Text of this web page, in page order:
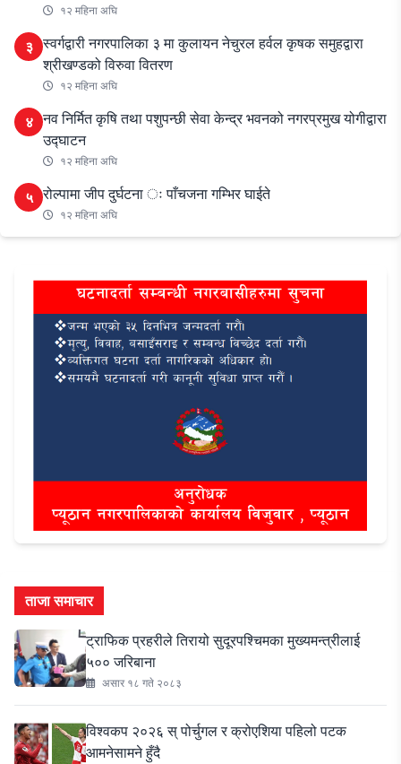
१२ महिना अघि
३ स्वर्गद्वारी नगरपालिका ३ मा कुलायन नेचुरल हर्वल कृषक समुहद्वारा
श्रीखण्डको विरुवा वितरण
१२ महिना अघि
४ नव निर्मित कृषि तथा पशुपन्छी सेवा केन्द्र भवनको नगरप्रमुख योगीद्वारा
उद्घाटन
१२ महिना अघि
५ रोल्पामा जीप दुर्घटना ः पाँचजना गम्भिर घाईते
१२ महिना अघि
ताजा समाचार
ट्राफिक प्रहरीले तिरायो सुदूरपश्चिमका मुख्यमन्त्रीलाई
५०० जरिबाना
असार १८ गते २०८३
विश्वकप २०२६ स् पोर्चुगल र क्रोएशिया पहिलो पटक
आमनेसामने हुँदै